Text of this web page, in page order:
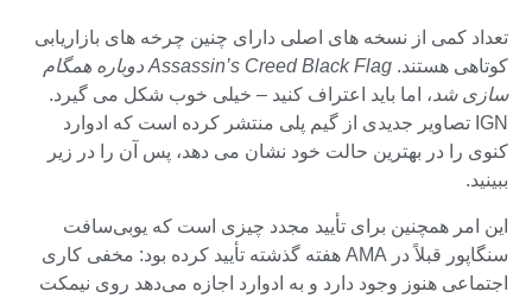
تعداد کمی از نسخه های اصلی دارای چنین چرخه های بازاریابی
کوتاهی هستند.
Assassin’s Creed Black Flag دوباره همگام
سازی شد، اما باید اعتراف کنید – خیلی خوب شکل می گیرد.
IGN تصاویر جدیدی از گیم پلی منتشر کرده است که ادوارد
کنوی را در بهترین حالت خود نشان می دهد، پس آن را در زیر
ببینید.
این امر همچنین برای تأیید مجدد چیزی است که یوبی‌سافت
سنگاپور قبلاً در AMA هفته گذشته تأیید کرده بود: مخفی کاری
اجتماعی هنوز وجود دارد و به ادوارد اجازه می‌دهد روی نیمکت